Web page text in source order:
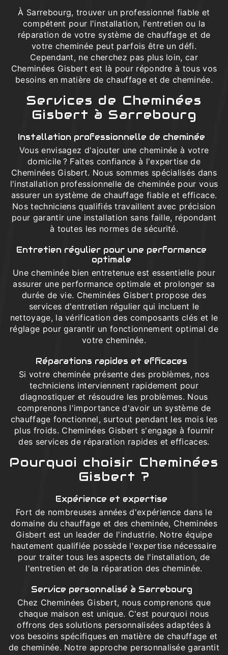
À Sarrebourg, trouver un professionnel fiable et
compétent pour l'installation, l'entretien ou la
réparation de votre système de chauffage et de
votre cheminée peut parfois être un défi.
Cependant, ne cherchez pas plus loin, car
Cheminées Gisbert est là pour répondre à tous vos
besoins en matière de chauffage et de cheminée.
Services de Cheminées
Gisbert à Sarrebourg
Installation professionnelle de cheminée
Vous envisagez d'ajouter une cheminée à votre
domicile ? Faites confiance à l'expertise de
Cheminées Gisbert. Nous sommes spécialisés dans
l'installation professionnelle de cheminée pour vous
assurer un système de chauffage fiable et efficace.
Nos techniciens qualifiés travaillent avec précision
pour garantir une installation sans faille, répondant
à toutes les normes de sécurité.
Entretien régulier pour une performance
optimale
Une cheminée bien entretenue est essentielle pour
assurer une performance optimale et prolonger sa
durée de vie. Cheminées Gisbert propose des
services d'entretien régulier qui incluent le
nettoyage, la vérification des composants clés et le
réglage pour garantir un fonctionnement optimal de
votre cheminée.
Réparations rapides et efficaces
Si votre cheminée présente des problèmes, nos
techniciens interviennent rapidement pour
diagnostiquer et résoudre les problèmes. Nous
comprenons l'importance d'avoir un système de
chauffage fonctionnel, surtout pendant les mois les
plus froids. Cheminées Gisbert s'engage à fournir
des services de réparation rapides et efficaces.
Pourquoi choisir Cheminées
Gisbert ?
Expérience et expertise
Fort de nombreuses années d'expérience dans le
domaine du chauffage et des cheminée, Cheminées
Gisbert est un leader de l'industrie. Notre équipe
hautement qualifiée possède l'expertise nécessaire
pour traiter tous les aspects de l'installation, de
l'entretien et de la réparation des cheminée.
Service personnalisé à Sarrebourg
Chez Cheminées Gisbert, nous comprenons que
chaque maison est unique. C'est pourquoi nous
offrons des solutions personnalisées adaptées à
vos besoins spécifiques en matière de chauffage et
de cheminée. Notre approche personnalisée garantit